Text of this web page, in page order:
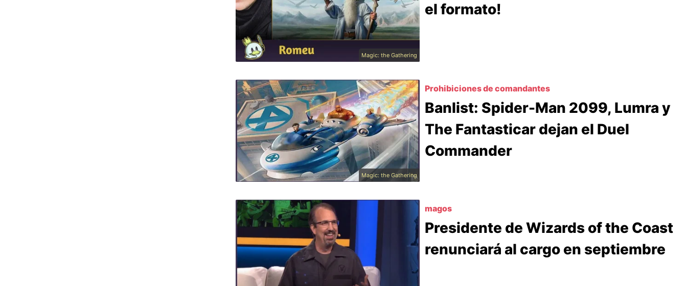
Magic: the Gathering
el formato!
Magic: the Gathering
Prohibiciones de comandantes
Banlist: Spider-Man 2099, Lumra y
The Fantasticar dejan el Duel
Commander
magos
Presidente de Wizards of the Coast
renunciará al cargo en septiembre